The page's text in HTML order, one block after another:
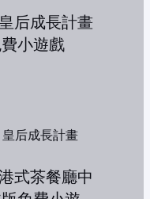
皇后成長計畫